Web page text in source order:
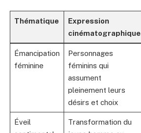
Thématique
Expression
cinématographique
Émancipation
féminine
Personnages
féminins qui
assument
pleinement leurs
désirs et choix
Éveil
Transformation du